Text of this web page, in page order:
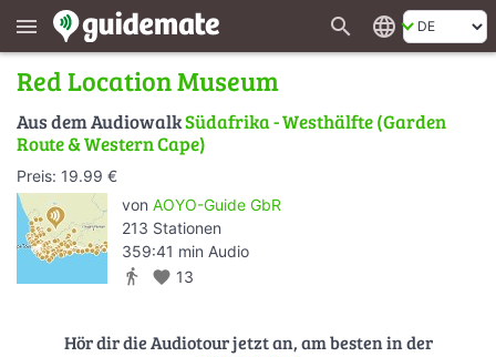
menu search language
Red Location Museum
Aus dem AudiowalkSüdafrika - Westhälfte (Garden
Route & Western Cape)
Preis: 19.99 €
von AOYO-Guide GbR
213 Stationen
359:41 min Audio
directions_walk favorite 13
Hör dir die Audiotour jetzt an, am besten in der